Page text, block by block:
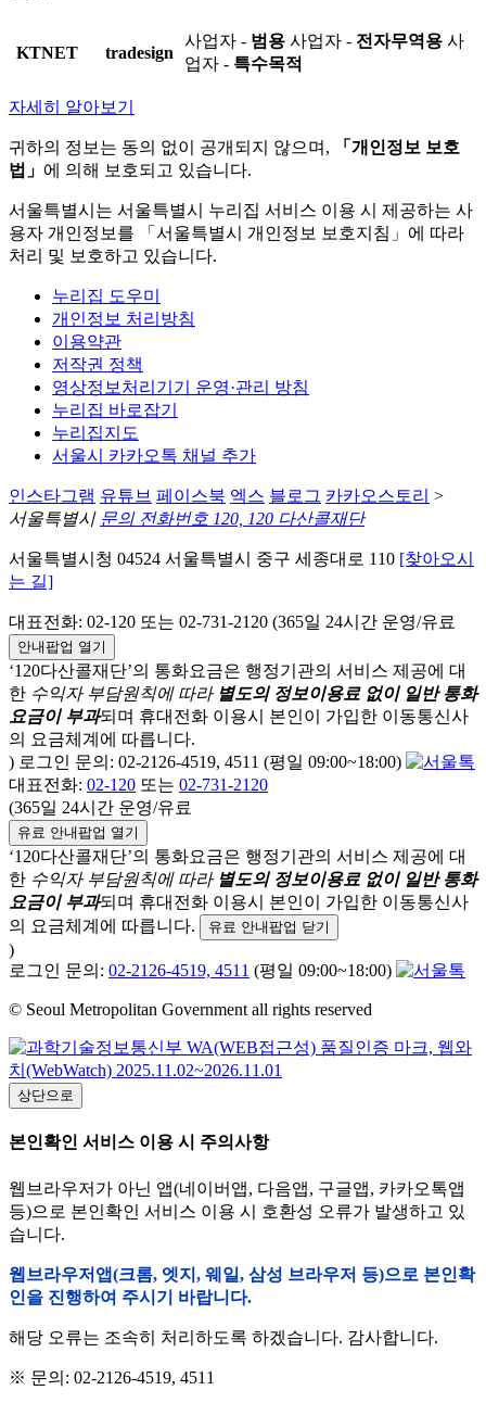
KTNET tradesign
사업자 - 범용 사업자 - 전자무역용 사
업자 - 특수목적
자세히 알아보기
귀하의 정보는 동의 없이 공개되지 않으며,
「개인정보 보호
법」 에 의해 보호되고 있습니다.
서울특별시는 서울특별시 누리집 서비스 이용 시 제공하는 사
용자 개인정보를 「서울특별시 개인정보 보호지침」에 따라
처리 및 보호하고 있습니다.
누리집 도우미
개인정보 처리방침
이용약관
저작권 정책
영상정보처리기기 운영·관리 방침
누리집 바로잡기
누리집지도
서울시 카카오톡 채널 추가
인스타그램 유튜브 페이스북 엑스 블로그 카카오스토리 >
서울특별시 문의 전화번호 120, 120 다산콜재단
서울특별시청 04524 서울특별시 중구 세종대로 110 [찾아오시
는 길]
대표전화: 02-120 또는 02-731-2120 (365일 24시간 운영/유료
안내팝업 열기
‘120다산콜재단’의 통화요금은 행정기관의 서비스 제공에 대
한 수익자 부담원칙에 따라 별도의 정보이용료 없이 일반 통화
요금이 부과되며 휴대전화 이용시 본인이 가입한 이동통신사
의 요금체계에 따릅니다.
) 로그인 문의: 02-2126-4519, 4511 (평일 09:00~18:00)
대표전화: 02-120 또는 02-731-2120
(365일 24시간 운영/유료
유료 안내팝업 열기
‘120다산콜재단’의 통화요금은 행정기관의 서비스 제공에 대
한 수익자 부담원칙에 따라 별도의 정보이용료 없이 일반 통화
요금이 부과되며 휴대전화 이용시 본인이 가입한 이동통신사
의 요금체계에 따릅니다.
유료 안내팝업 닫기
)
로그인 문의: 02-2126-4519, 4511 (평일 09:00~18:00)
© Seoul Metropolitan Government all rights reserved
상단으로
본인확인 서비스 이용 시 주의사항
웹브라우저가 아닌 앱(네이버앱, 다음앱, 구글앱, 카카오톡앱
등)으로 본인확인 서비스 이용 시 호환성 오류가 발생하고 있
습니다.
웹브라우저앱(크롬, 엣지, 웨일, 삼성 브라우저 등)으로 본인확
인을 진행하여 주시기 바랍니다.
해당 오류는 조속히 처리하도록 하겠습니다. 감사합니다.
※ 문의: 02-2126-4519, 4511